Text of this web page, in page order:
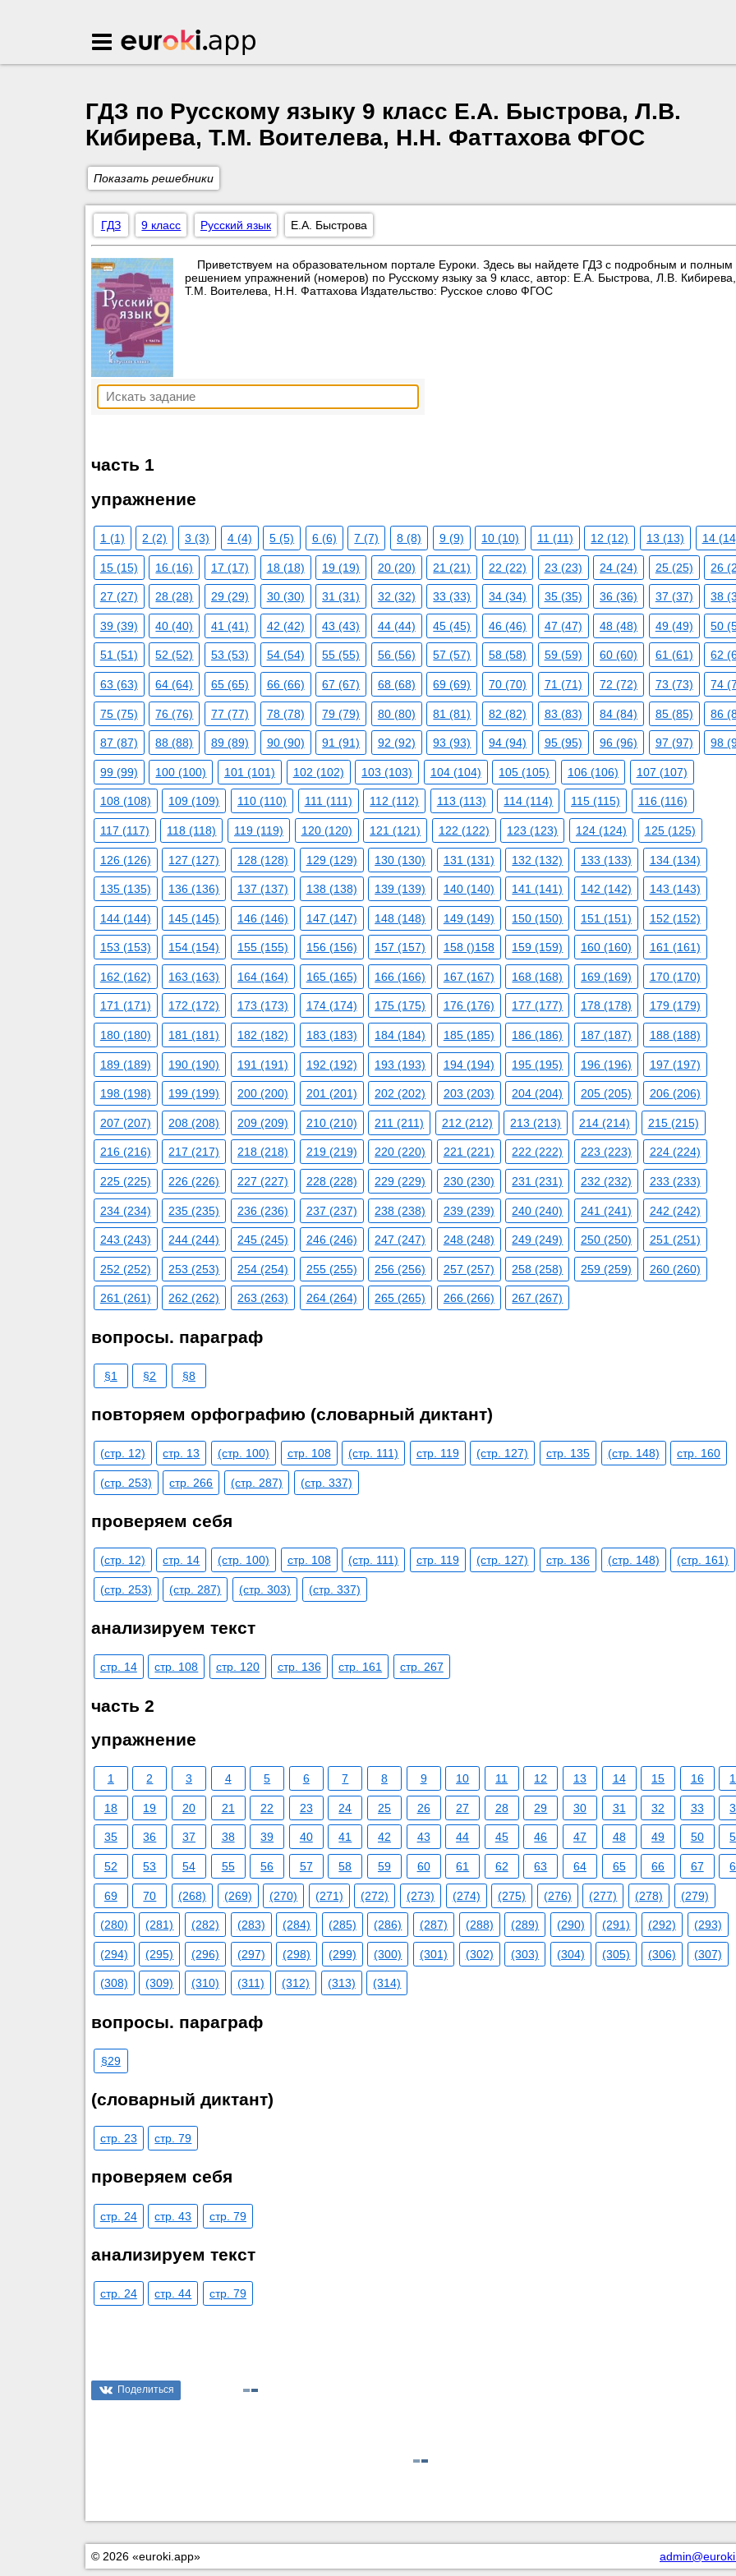
Euroki.app
ГДЗ по Русскому языку 9 класс Е.А. Быстрова, Л.В.
Кибирева, Т.М. Воителева, Н.Н. Фаттахова ФГОС
Показать решебники
ГДЗ 9 класс Русский язык Е.А. Быстрова
Приветствуем на образовательном портале Еуроки. Здесь вы найдете ГДЗ с подробным и полным
решением упражнений (номеров) по Русскому языку за 9 класс, автор: Е.А. Быстрова, Л.В. Кибирева,
Т.М. Воителева, Н.Н. Фаттахова Издательство: Русское слово ФГОС
часть 1
упражнение
1 (1) 2 (2) 3 (3) 4 (4) 5 (5) 6 (6) 7 (7) 8 (8) 9 (9) 10 (10) 11 (11) 12 (12) 13 (13) 14
15 (15) 16 (16) 17 (17) 18 (18) 19 (19) 20 (20) 21 (21) 22 (22) 23 (23) 24 (24) 25 (25) 26
27 (27) 28 (28) 29 (29) 30 (30) 31 (31) 32 (32) 33 (33) 34 (34) 35 (35) 36 (36) 37 (37) 38
39 (39) 40 (40) 41 (41) 42 (42) 43 (43) 44 (44) 45 (45) 46 (46) 47 (47) 48 (48) 49 (49) 50
51 (51) 52 (52) 53 (53) 54 (54) 55 (55) 56 (56) 57 (57) 58 (58) 59 (59) 60 (60) 61 (61) 62
63 (63) 64 (64) 65 (65) 66 (66) 67 (67) 68 (68) 69 (69) 70 (70) 71 (71) 72 (72) 73 (73) 74
75 (75) 76 (76) 77 (77) 78 (78) 79 (79) 80 (80) 81 (81) 82 (82) 83 (83) 84 (84) 85 (85) 86
87 (87) 88 (88) 89 (89) 90 (90) 91 (91) 92 (92) 93 (93) 94 (94) 95 (95) 96 (96) 97 (97) 98
99 (99) 100 (100) 101 (101) 102 (102) 103 (103) 104 (104) 105 (105) 106 (106) 107 (107)
108 (108) 109 (109) 110 (110) 111 (111) 112 (112) 113 (113) 114 (114) 115 (115) 116 (116)
117 (117) 118 (118) 119 (119) 120 (120) 121 (121) 122 (122) 123 (123) 124 (124) 125 (125)
126 (126) 127 (127) 128 (128) 129 (129) 130 (130) 131 (131) 132 (132) 133 (133) 134 (134)
135 (135) 136 (136) 137 (137) 138 (138) 139 (139) 140 (140) 141 (141) 142 (142) 143 (143)
144 (144) 145 (145) 146 (146) 147 (147) 148 (148) 149 (149) 150 (150) 151 (151) 152 (152)
153 (153) 154 (154) 155 (155) 156 (156) 157 (157) 158 ()158 159 (159) 160 (160) 161 (161)
162 (162) 163 (163) 164 (164) 165 (165) 166 (166) 167 (167) 168 (168) 169 (169) 170 (170)
171 (171) 172 (172) 173 (173) 174 (174) 175 (175) 176 (176) 177 (177) 178 (178) 179 (179)
180 (180) 181 (181) 182 (182) 183 (183) 184 (184) 185 (185) 186 (186) 187 (187) 188 (188)
189 (189) 190 (190) 191 (191) 192 (192) 193 (193) 194 (194) 195 (195) 196 (196) 197 (197)
198 (198) 199 (199) 200 (200) 201 (201) 202 (202) 203 (203) 204 (204) 205 (205) 206 (206)
207 (207) 208 (208) 209 (209) 210 (210) 211 (211) 212 (212) 213 (213) 214 (214) 215 (215)
216 (216) 217 (217) 218 (218) 219 (219) 220 (220) 221 (221) 222 (222) 223 (223) 224 (224)
225 (225) 226 (226) 227 (227) 228 (228) 229 (229) 230 (230) 231 (231) 232 (232) 233 (233)
234 (234) 235 (235) 236 (236) 237 (237) 238 (238) 239 (239) 240 (240) 241 (241) 242 (242)
243 (243) 244 (244) 245 (245) 246 (246) 247 (247) 248 (248) 249 (249) 250 (250) 251 (251)
252 (252) 253 (253) 254 (254) 255 (255) 256 (256) 257 (257) 258 (258) 259 (259) 260 (260)
261 (261) 262 (262) 263 (263) 264 (264) 265 (265) 266 (266) 267 (267)
вопросы. параграф
§1 §2 §8
повторяем орфографию (словарный диктант)
(стр. 12) стр. 13 (стр. 100) стр. 108 (стр. 111) стр. 119 (стр. 127) стр. 135 (стр. 148) стр. 160
(стр. 253) стр. 266 (стр. 287) (стр. 337)
проверяем себя
(стр. 12) стр. 14 (стр. 100) стр. 108 (стр. 111) стр. 119 (стр. 127) стр. 136 (стр. 148) (стр. 161)
(стр. 253) (стр. 287) (стр. 303) (стр. 337)
анализируем текст
стр. 14 стр. 108 стр. 120 стр. 136 стр. 161 стр. 267
часть 2
упражнение
1 2 3 4 5 6 7 8 9 10 11 12 13 14 15 16
18 19 20 21 22 23 24 25 26 27 28 29 30 31 32 33
35 36 37 38 39 40 41 42 43 44 45 46 47 48 49 50
52 53 54 55 56 57 58 59 60 61 62 63 64 65 66 67
69 70 (268) (269) (270) (271) (272) (273) (274) (275) (276) (277) (278) (279)
(280) (281) (282) (283) (284) (285) (286) (287) (288) (289) (290) (291) (292) (293)
(294) (295) (296) (297) (298) (299) (300) (301) (302) (303) (304) (305) (306) (307)
(308) (309) (310) (311) (312) (313) (314)
вопросы. параграф
§29
(cловарный диктант)
стр. 23 стр. 79
проверяем себя
стр. 24 стр. 43 стр. 79
анализируем текст
стр. 24 стр. 44 стр. 79
Поделиться
© 2026 «euroki.app»